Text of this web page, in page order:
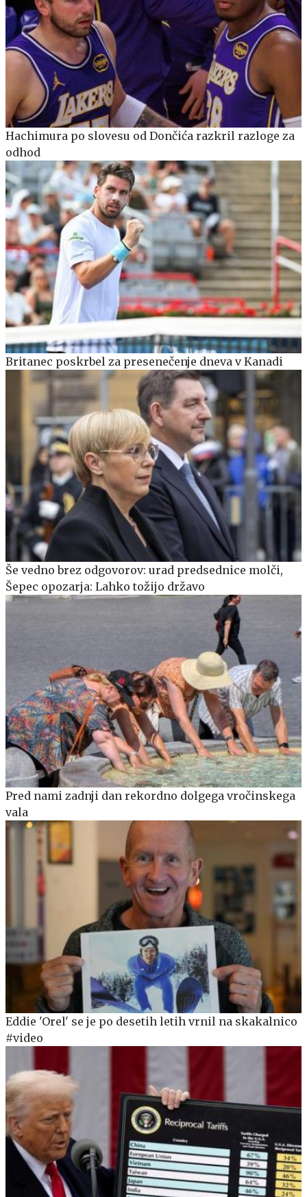
Hachimura po slovesu od Dončića razkril razloge za
odhod
Britanec poskrbel za presenečenje dneva v Kanadi
Še vedno brez odgovorov: urad predsednice molči,
Šepec opozarja: Lahko tožijo državo
Pred nami zadnji dan rekordno dolgega vročinskega
vala
Eddie 'Orel' se je po desetih letih vrnil na skakalnico
#video